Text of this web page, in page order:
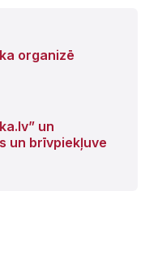
organizē
un
un brīvpiekļuve